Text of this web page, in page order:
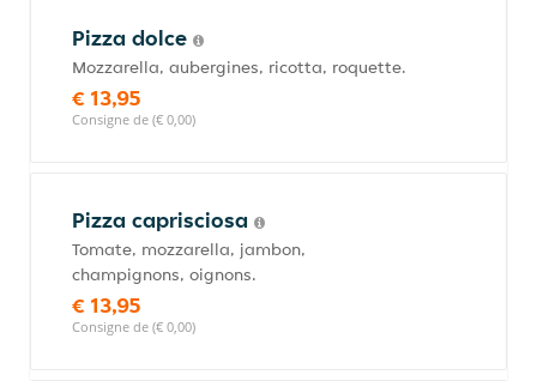
Pizza dolce
Mozzarella, aubergines, ricotta, roquette.
€ 13,95
Consigne de (€ 0,00)
Pizza caprisciosa
Tomate, mozzarella, jambon,
champignons, oignons.
€ 13,95
Consigne de (€ 0,00)